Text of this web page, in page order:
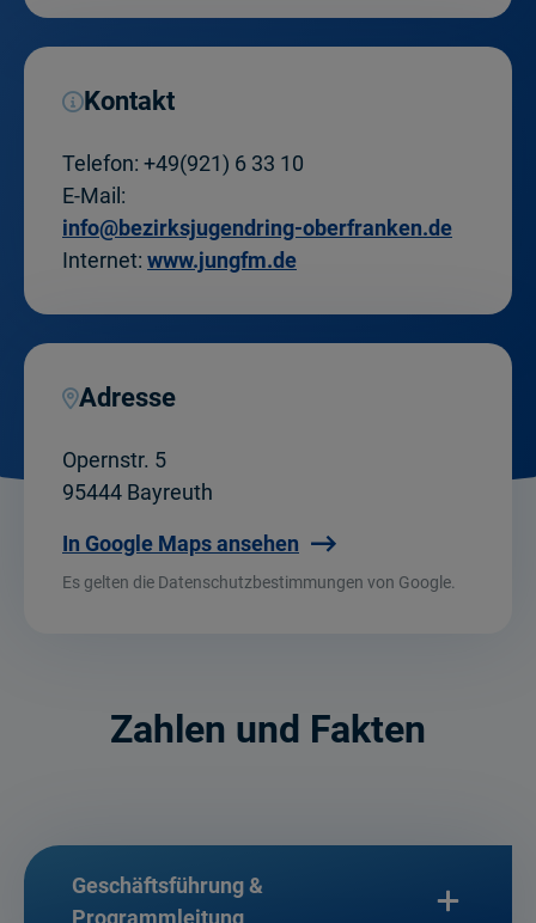
Kontakt
Telefon: +49(921) 6 33 10
E-Mail:
info@bezirksjugendring-oberfranken.de
Internet: www.jungfm.de
Adresse
Opernstr. 5
95444 Bayreuth
In Google Maps ansehen
Es gelten die Datenschutzbestimmungen von Google.
Zahlen und Fakten
Geschäftsführung &
Programmleitung